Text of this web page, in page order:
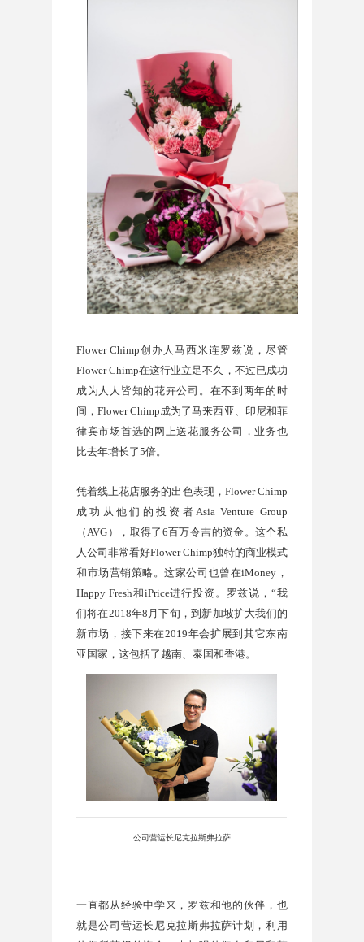
Flower Chimp创办人马西米连罗兹说，尽管
Flower Chimp在这行业立足不久，不过已成功
成为人人皆知的花卉公司。在不到两年的时
间，Flower Chimp成为了马来西亚、印尼和菲
律宾市场首选的网上送花服务公司，业务也
比去年增长了5倍。
凭着线上花店服务的出色表现， Flower Chimp
成功从他们的投资者Asia Venture Group
（AVG ），取得了 6百万令吉的资金。这个私
人公司非常看好Flower Chimp独特的商业模式
和市场营销策略。这家公司也曾在iMoney ，
Happy Fresh和iPrice进行投资。罗兹说， “我
们将在2018年8 月下旬，到新加坡扩大我们的
新市场，接下来在2019年会扩展到其它东南
亚国家，这包括了越南、泰国和香港。
公司营运长尼克拉斯弗拉萨
一直都从经验中学来，罗兹和他的伙伴，也
就是公司营运长尼克拉斯弗拉萨计划，利用